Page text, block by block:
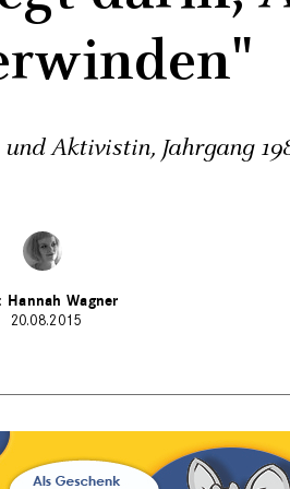
Aktivistin, Jahrgang
Hannah Wagner
20.08.2015